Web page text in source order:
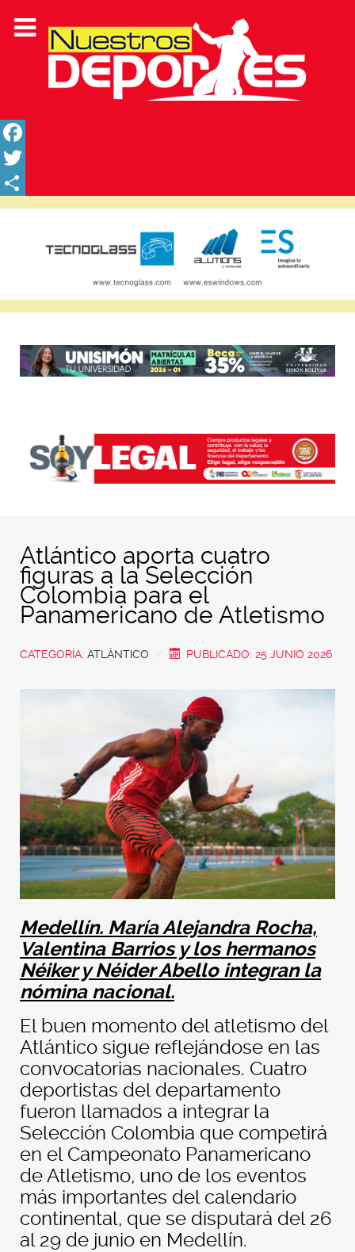
Facebook
Twitter
Share
Atlántico aporta cuatro
figuras a la Selección
Colombia para el
Panamericano de Atletismo
CATEGORÍA: ATLÁNTICO PUBLICADO: 25 JUNIO 2026
Medellín. María Alejandra Rocha,
Valentina Barrios y los hermanos
Néiker y Néider Abello integran la
nómina nacional.
El buen momento del atletismo del
Atlántico sigue reflejándose en las
convocatorias nacionales. Cuatro
deportistas del departamento
fueron llamados a integrar la
Selección Colombia que competirá
en el Campeonato Panamericano
de Atletismo, uno de los eventos
más importantes del calendario
continental, que se disputará del 26
al 29 de junio en Medellín.